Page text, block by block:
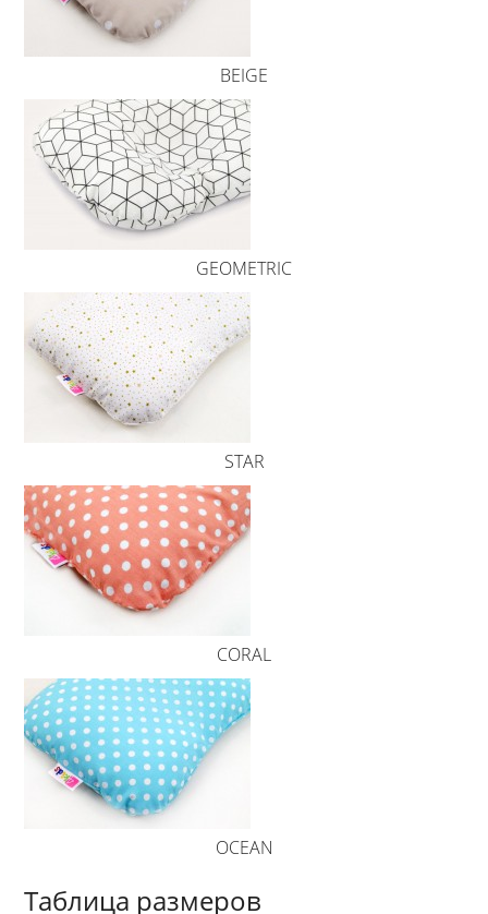
BEIGE
GEOMETRIC
STAR
CORAL
OCEAN
Таблица размеров